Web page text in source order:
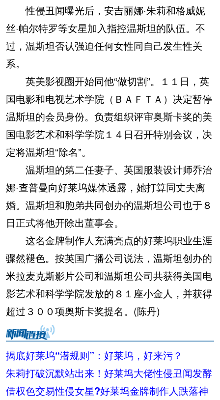
性侵丑闻曝光后，安吉丽娜·朱莉和格威妮
丝·帕尔特罗等女星加入指控温斯坦的队伍。不
过，温斯坦否认强迫任何女性同自己发生性关
系。
英美影视圈开始同他“做切割”。１１日，英
国电影和电视艺术学院（ＢＡＦＴＡ）决定暂停
温斯坦的会员身份。负责组织评审奥斯卡奖的美
国电影艺术和科学学院１４日召开特别会议，决
定将温斯坦“除名”。
温斯坦的第二任妻子、英国服装设计师乔治
娜·查普曼向好莱坞媒体透露，她打算同丈夫离
婚。温斯坦和胞弟共同创办的温斯坦公司也于８
日正式将他开除出董事会。
这名金牌制作人充满亮点的好莱坞职业生涯
骤然褪色。按英国广播公司说法，温斯坦创办的
米拉麦克斯影片公司和温斯坦公司共获得美国电
影艺术和科学学院发放的８１座小金人，并获得
超过３００项奥斯卡奖提名。(陈丹)
揭底好莱坞“潜规则”：好莱坞，好来污？
朱莉打破沉默站出来！好莱坞大佬性侵丑闻发酵
借权色交易性侵女星?好莱坞金牌制作人跌落神